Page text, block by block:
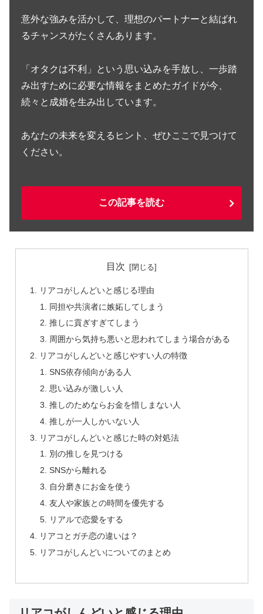
意外な強みを活かして、理想のパートナーと結ばれ
るチャンスがたくさんあります。
「オタクは不利」という思い込みを手放し、一歩踏
み出すために必要な情報をまとめたガイドが今、
続々と成婚を生み出しています。
あなたの未来を変えるヒント、ぜひここで見つけて
ください。
この記事を読む
目次
リアコがしんどいと感じる理由
同担や共演者に嫉妬してしまう
推しに貢ぎすぎてしまう
周囲から気持ち悪いと思われてしまう場合がある
リアコがしんどいと感じやすい人の特徴
SNS依存傾向がある人
思い込みが激しい人
推しのためならお金を惜しまない人
推しが一人しかいない人
リアコがしんどいと感じた時の対処法
別の推しを見つける
SNSから離れる
自分磨きにお金を使う
友人や家族との時間を優先する
リアルで恋愛をする
リアコとガチ恋の違いは？
リアコがしんどいについてのまとめ